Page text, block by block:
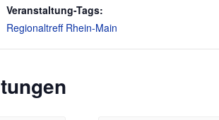
Veranstaltung-Tags:
Regionaltreff Rhein-Main